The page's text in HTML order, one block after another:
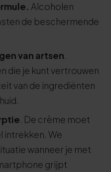
Alcoholen
de beschermende
van artsen.
die je kunt vertrouwen
van de ingrediënten
. De crème moet
intrekken. We
wanneer je met
grijpt